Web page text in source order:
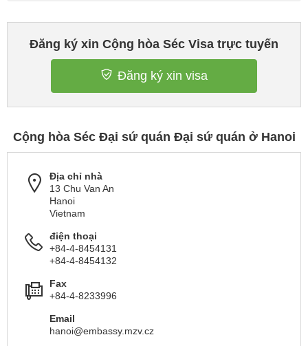
Đăng ký xin Cộng hòa Séc Visa trực tuyến
Đăng ký xin visa
Cộng hòa Séc Đại sứ quán Đại sứ quán ở Hanoi
Địa chỉ nhà
13 Chu Van An
Hanoi
Vietnam
điện thoại
+84-4-8454131
+84-4-8454132
Fax
+84-4-8233996
Email
hanoi@embassy.mzv.cz